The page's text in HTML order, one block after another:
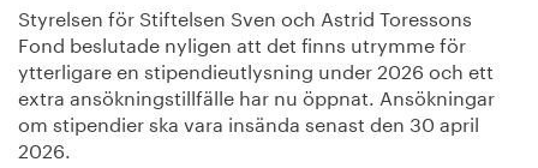
Styrelsen för Stiftelsen Sven och Astrid Toressons
Fond beslutade nyligen att det finns utrymme för
ytterligare en stipendieutlysning under 2026 och ett
extra ansökningstillfälle har nu öppnat. Ansökningar
om stipendier ska vara insända senast den 30 april
2026.